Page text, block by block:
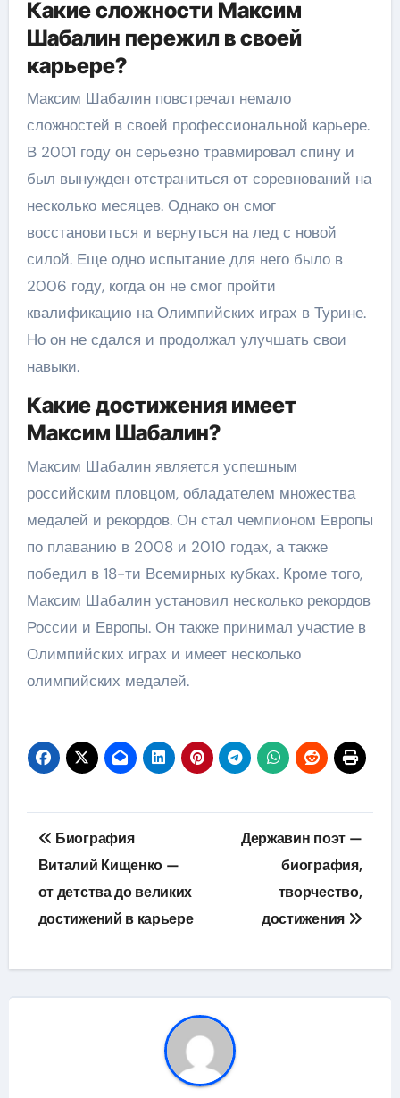
Какие сложности Максим
Шабалин пережил в своей
карьере?
Максим Шабалин повстречал немало
сложностей в своей профессиональной карьере.
В 2001 году он серьезно травмировал спину и
был вынужден отстраниться от соревнований на
несколько месяцев. Однако он смог
восстановиться и вернуться на лед с новой
силой. Еще одно испытание для него было в
2006 году, когда он не смог пройти
квалификацию на Олимпийских играх в Турине.
Но он не сдался и продолжал улучшать свои
навыки.
Какие достижения имеет
Максим Шабалин?
Максим Шабалин является успешным
российским пловцом, обладателем множества
медалей и рекордов. Он стал чемпионом Европы
по плаванию в 2008 и 2010 годах, а также
победил в 18-ти Всемирных кубках. Кроме того,
Максим Шабалин установил несколько рекордов
России и Европы. Он также принимал участие в
Олимпийских играх и имеет несколько
олимпийских медалей.
Навигация
по
записям
Биография
Виталий Кищенко —
от детства до великих
достижений в карьере
Державин поэт —
биография,
творчество,
достижения